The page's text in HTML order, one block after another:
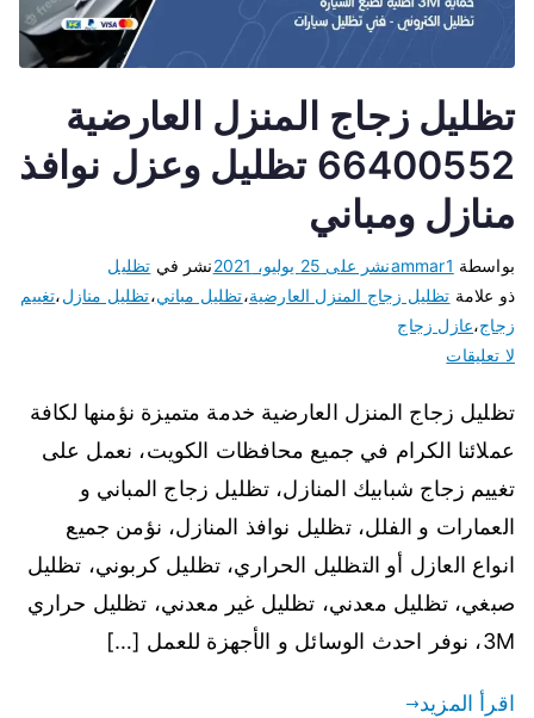
تظليل زجاج المنزل العارضية
66400552 تظليل وعزل نوافذ
منازل ومباني
بواسطة ammar1نشر على 25 يوليو، 2021 نشر في تظليل
ذو علامة تظليل زجاج المنزل العارضية،تظليل مباني،تظليل منازل،تغييم
زجاج،عازل زجاج
لا تعليقات
تظليل زجاج المنزل العارضية خدمة متميزة نؤمنها لكافة
عملائنا الكرام في جميع محافظات الكويت، نعمل على
تغييم زجاج شبابيك المنازل، تظليل زجاج المباني و
العمارات و الفلل، تظليل نوافذ المنازل، نؤمن جميع
انواع العازل أو التظليل الحراري، تظليل كربوني، تظليل
صبغي، تظليل معدني، تظليل غير معدني، تظليل حراري
3M، نوفر احدث الوسائل و الأجهزة للعمل […]
اقرأ المزيد